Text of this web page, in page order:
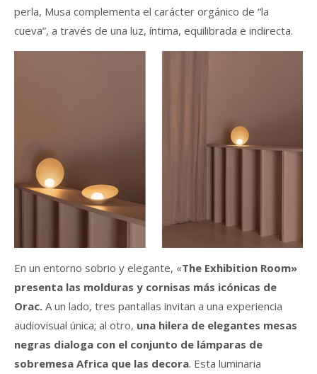
perla, Musa complementa el carácter orgánico de “la
cueva”, a través de una luz, íntima, equilibrada e indirecta.
En un entorno sobrio y elegante, «The Exhibition Room»
presenta las molduras y cornisas más icónicas de
Orac. A un lado, tres pantallas invitan a una experiencia
audiovisual única; al otro, una hilera de elegantes mesas
negras dialoga con el conjunto de lámparas de
sobremesa Africa que las decora. Esta luminaria